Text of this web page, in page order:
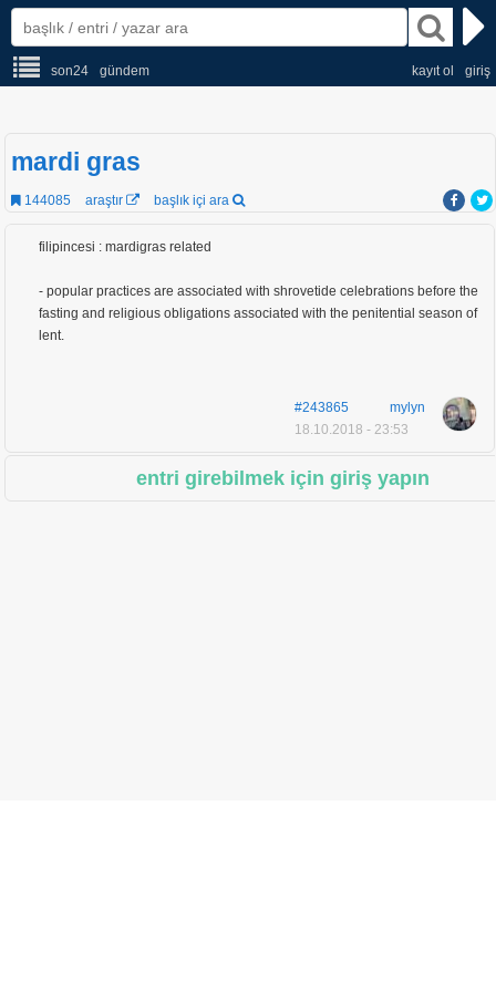
son24 gündem giriş
kayıt ol
mardi gras
144085 araştır başlık içi ara
filipincesi : mardigras related
- popular practices are associated with shrovetide celebrations before the
fasting and religious obligations associated with the penitential season of
lent.
#243865
mylyn
18.10.2018 - 23:53
entri girebilmek için giriş yapın